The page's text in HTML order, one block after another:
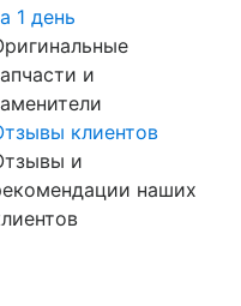
1 день
и
клиентов
и
наших